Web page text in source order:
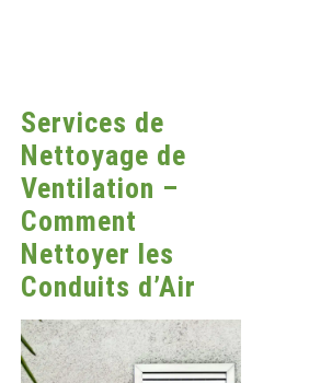
Services de
Nettoyage de
Ventilation –
Comment
Nettoyer les
Conduits d’Air